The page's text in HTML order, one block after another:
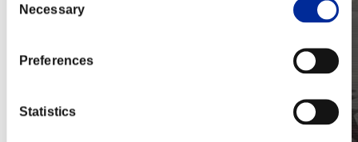
Selection
Necessary
Preferences
Statistics